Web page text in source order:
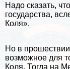
Надо сказать,
государства,
Коля».
Но в прошествии
возможное для
Коля. Тогда на